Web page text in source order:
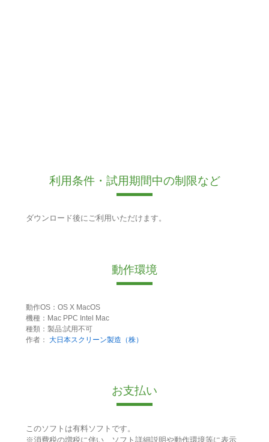
利用条件・試用期間中の制限など
ダウンロード後にご利用いただけます。
動作環境
動作OS：OS X MacOS
機種：Mac PPC Intel Mac
種類：製品:試用不可
作者： 大日本スクリーン製造（株）
お支払い
このソフトは有料ソフトです。
※消費税の増税に伴い、ソフト詳細説明や動作環境等に表示